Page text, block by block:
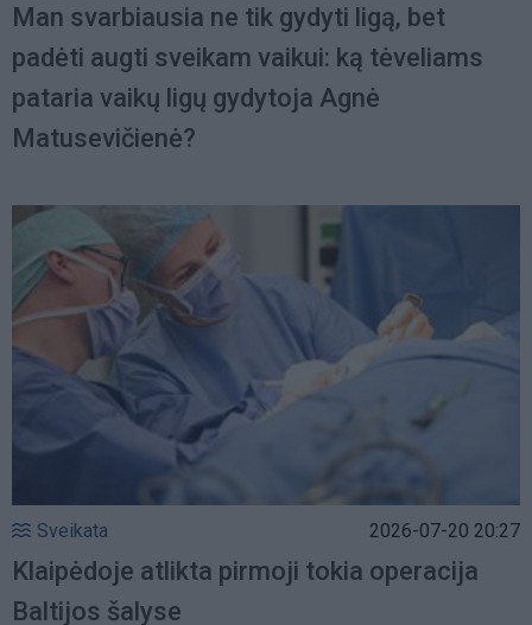
Man svarbiausia ne tik gydyti ligą, bet
padėti augti sveikam vaikui: ką tėveliams
pataria vaikų ligų gydytoja Agnė
Matusevičienė?
Sveikata 2026-07-20 20:27
Klaipėdoje atlikta pirmoji tokia operacija
Baltijos šalyse